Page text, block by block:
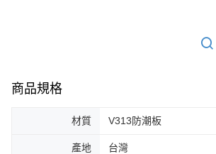
商品規格
材質 V313防潮板
產地 台灣